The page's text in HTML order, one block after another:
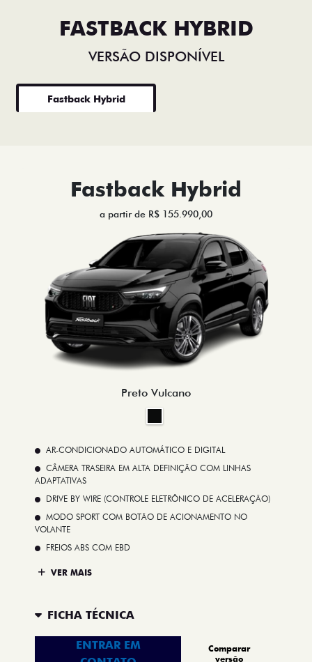
FASTBACK HYBRID
VERSÃO DISPONÍVEL
Fastback Hybrid
Fastback Hybrid
a partir de R$ 155.990,00
Preto Vulcano
AR-CONDICIONADO AUTOMÁTICO E DIGITAL
CÂMERA TRASEIRA EM ALTA DEFINIÇÃO COM LINHAS
ADAPTATIVAS
DRIVE BY WIRE (CONTROLE ELETRÔNICO DE ACELERAÇÃO)
MODO SPORT COM BOTÃO DE ACIONAMENTO NO
VOLANTE
FREIOS ABS COM EBD
VER MAIS
FICHA TÉCNICA
ENTRAR EM
Comparar
versão